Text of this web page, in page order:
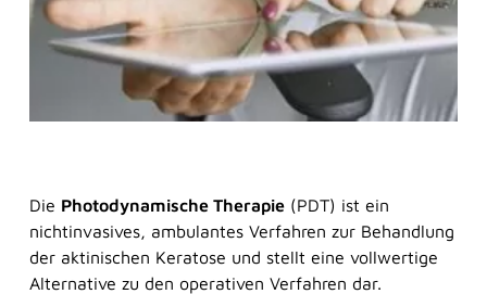
Die Photodynamische Therapie(PDT) ist ein
nichtinvasives, ambulantes Verfahren zur Behandlung
der aktinischen Keratose und stellt eine vollwertige
Alternative zu den operativen Verfahren dar.
Frag Sina
Herzlich willkommen bei der BKK SBH! Wie